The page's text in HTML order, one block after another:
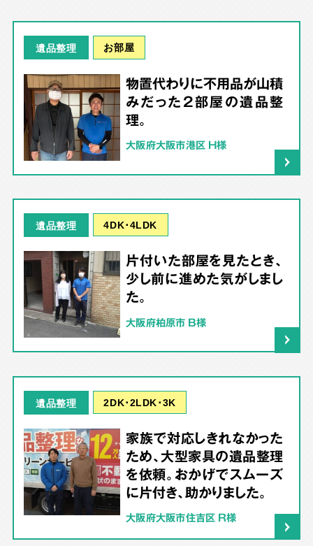
遺品整理 お部屋
物置代わりに不用品が山積
みだった2部屋の遺品整
理。
大阪府大阪市港区 H様
遺品整理 4DK･4LDK
片付いた部屋を見たとき、
少し前に進めた気がしまし
た。
大阪府柏原市 B様
遺品整理 2DK･2LDK･3K
家族で対応しきれなかった
ため、大型家具の遺品整理
を依頼。おかげでスムーズ
に片付き、助かりました。
大阪府大阪市住吉区 R様